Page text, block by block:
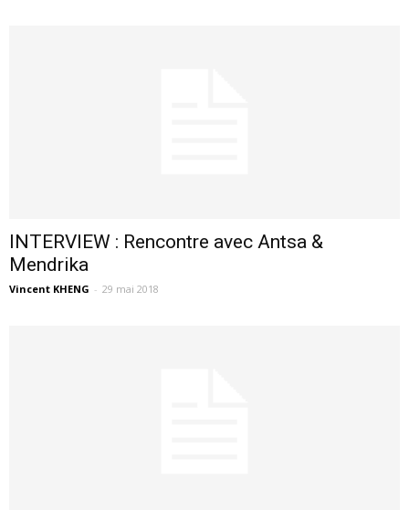
INTERVIEW : Rencontre avec Antsa &
Mendrika
Vincent KHENG - 29 mai 2018